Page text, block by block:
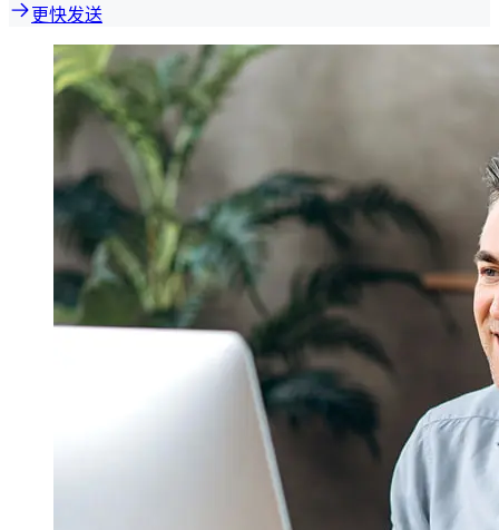
更快发送